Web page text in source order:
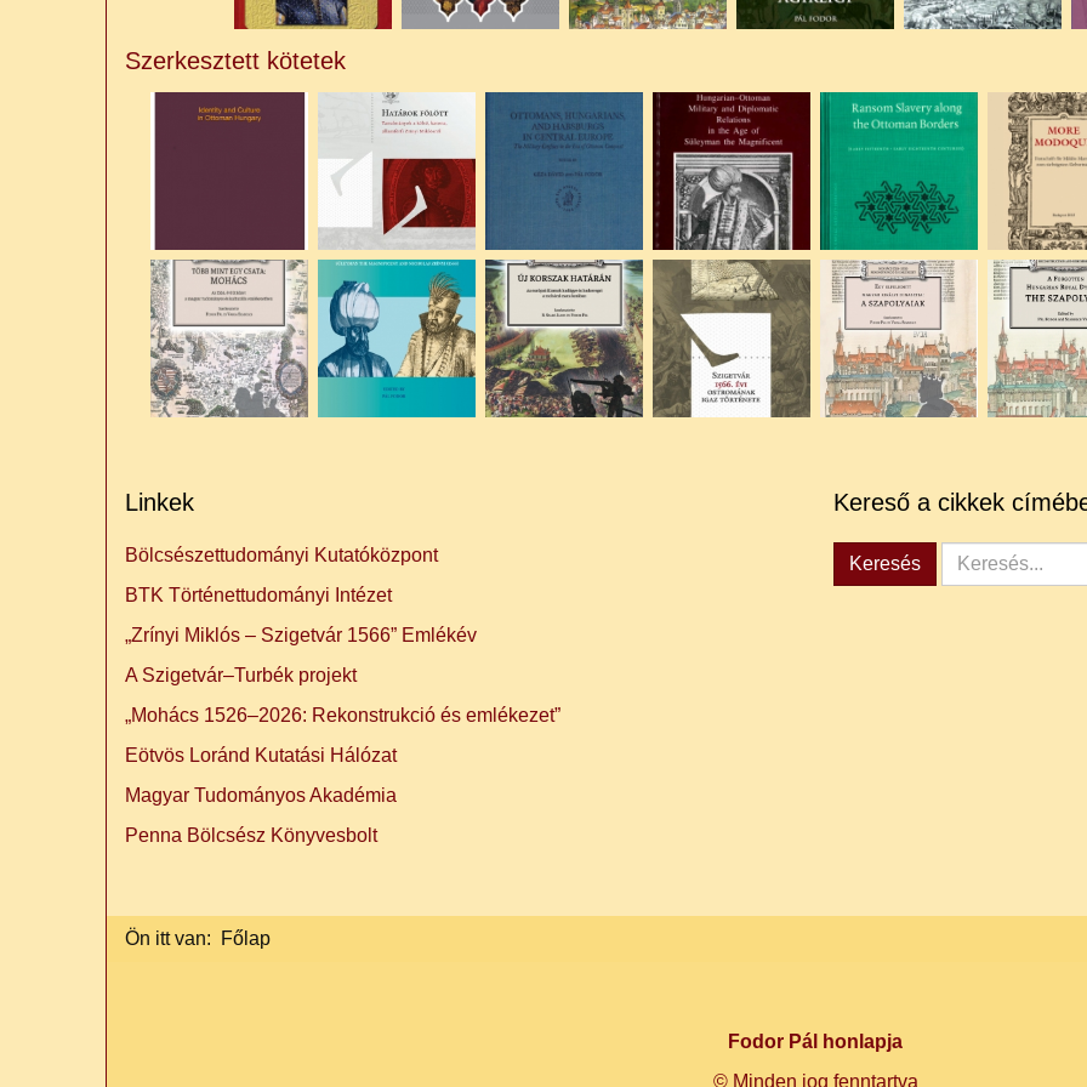
Szerkesztett kötetek
Linkek
Bölcsészettudományi Kutatóközpont
BTK Történettudományi Intézet
„Zrínyi Miklós – Szigetvár 1566” Emlékév
A Szigetvár–Turbék projekt
„Mohács 1526–2026: Rekonstrukció és emlékezet”
Eötvös Loránd Kutatási Hálózat
Magyar Tudományos Akadémia
Penna Bölcsész Könyvesbolt
Kereső a cikkek
Keresés Keresés...
Ön itt van: Főlap
Fodor Pál honlapja
© Minden jog fenntartva